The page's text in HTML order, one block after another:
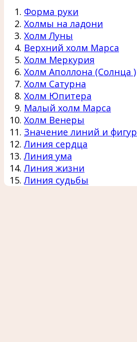
Форма руки
Холмы на ладони
Холм Луны
Верхний холм Марса
Холм Меркурия
Холм Аполлона (Солнца )
Холм Сатурна
Холм Юпитера
Малый холм Марса
Холм Венеры
Значение линий и фигур
Линия сердца
Линия ума
Линия жизни
Линия судьбы